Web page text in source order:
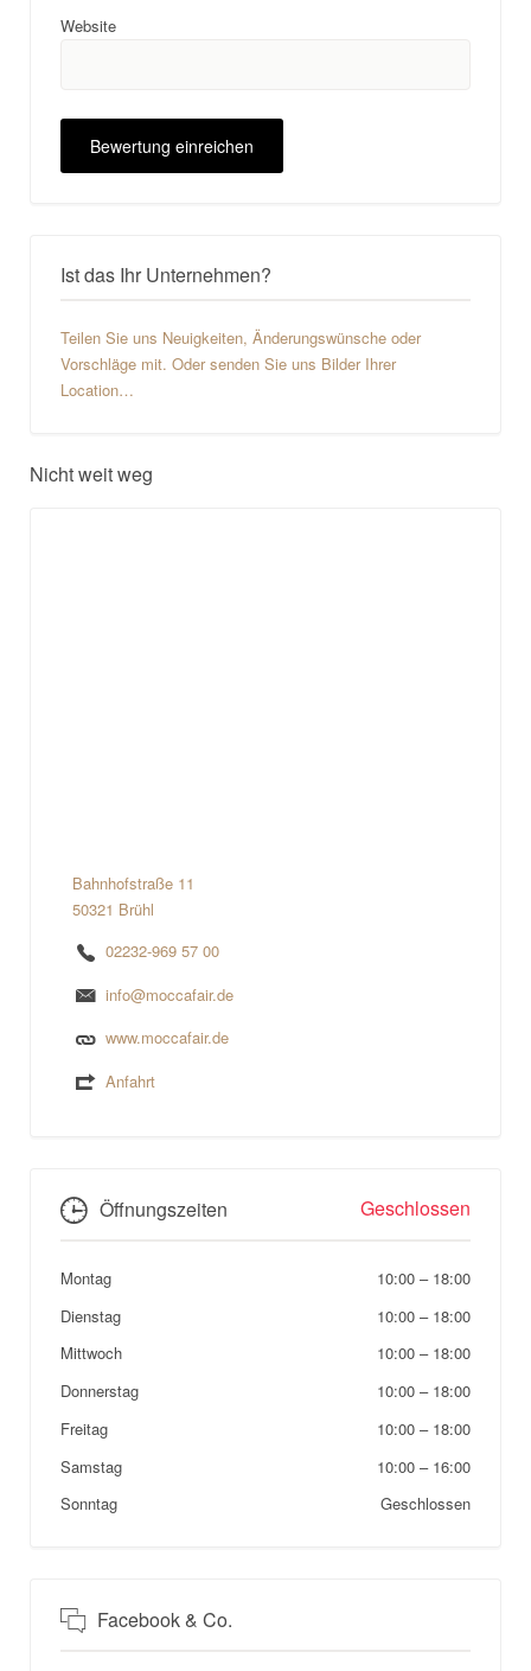
Website
Ist das Ihr Unternehmen?
Teilen Sie uns Neuigkeiten, Änderungswünsche oder
Vorschläge mit. Oder senden Sie uns Bilder Ihrer
Location…
Nicht weit weg
Bahnhofstraße 11
50321 Brühl
02232-969 57 00
info@moccafair.de
www.moccafair.de
Anfahrt
Öffnungszeiten Geschlossen
Montag 10:00 – 18:00
Dienstag
10:00 – 18:00
Mittwoch
10:00 – 18:00
Donnerstag
10:00 – 18:00
Freitag
10:00 – 18:00
Samstag
10:00 – 16:00
Sonntag
Geschlossen
Facebook & Co.